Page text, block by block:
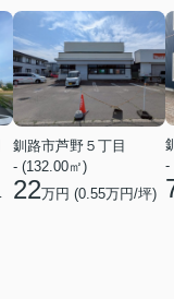
釧路市芦野５丁目
- (132.00㎡)
22万円 (0.55万円/坪)
-